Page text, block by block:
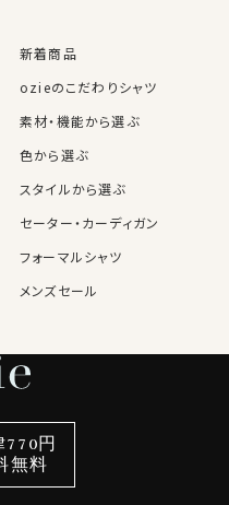
新着商品
ozieのこだわりシャツ
素材・機能から選ぶ
色から選ぶ
スタイルから選ぶ
セーター・カーディガン
フォーマルシャツ
メンズセール
袖・カフス型から選ぶ
カジュアルシャツ
カフスボタン
バッグ
ストール・マフラー
円
無料